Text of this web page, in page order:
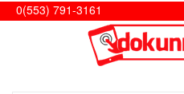
0(553) 791-3161